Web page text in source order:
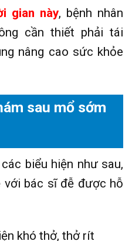
gian này, bệnh nhân
cần thiết phải tái
nâng cao sức khỏe
sau mổ sớm
biểu hiện như sau,
với bác sĩ đễ được hỗ
khó thở, thở rít